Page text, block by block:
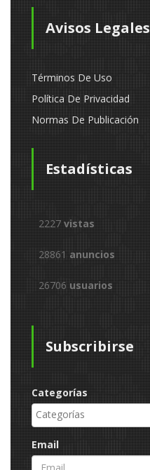
Avisos Legales
Términos De Uso
Política De Privacidad
Normas De Publicación
Estadísticas
2227 vistas
28861 anuncios
26706 usuarios
Subscribirse
Categorías
Email